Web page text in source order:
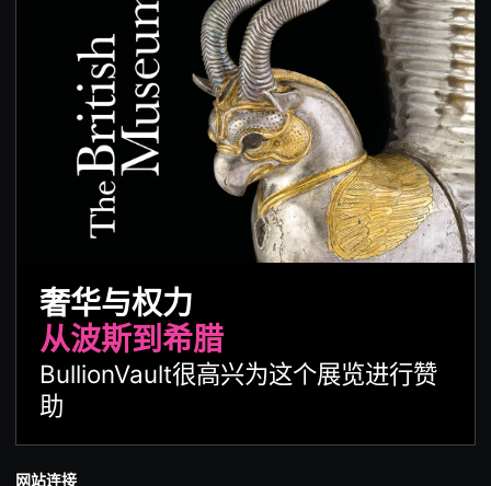
奢华与权力
从波斯到希腊
BullionVault很高兴为这个展览进行赞
助
网站连接